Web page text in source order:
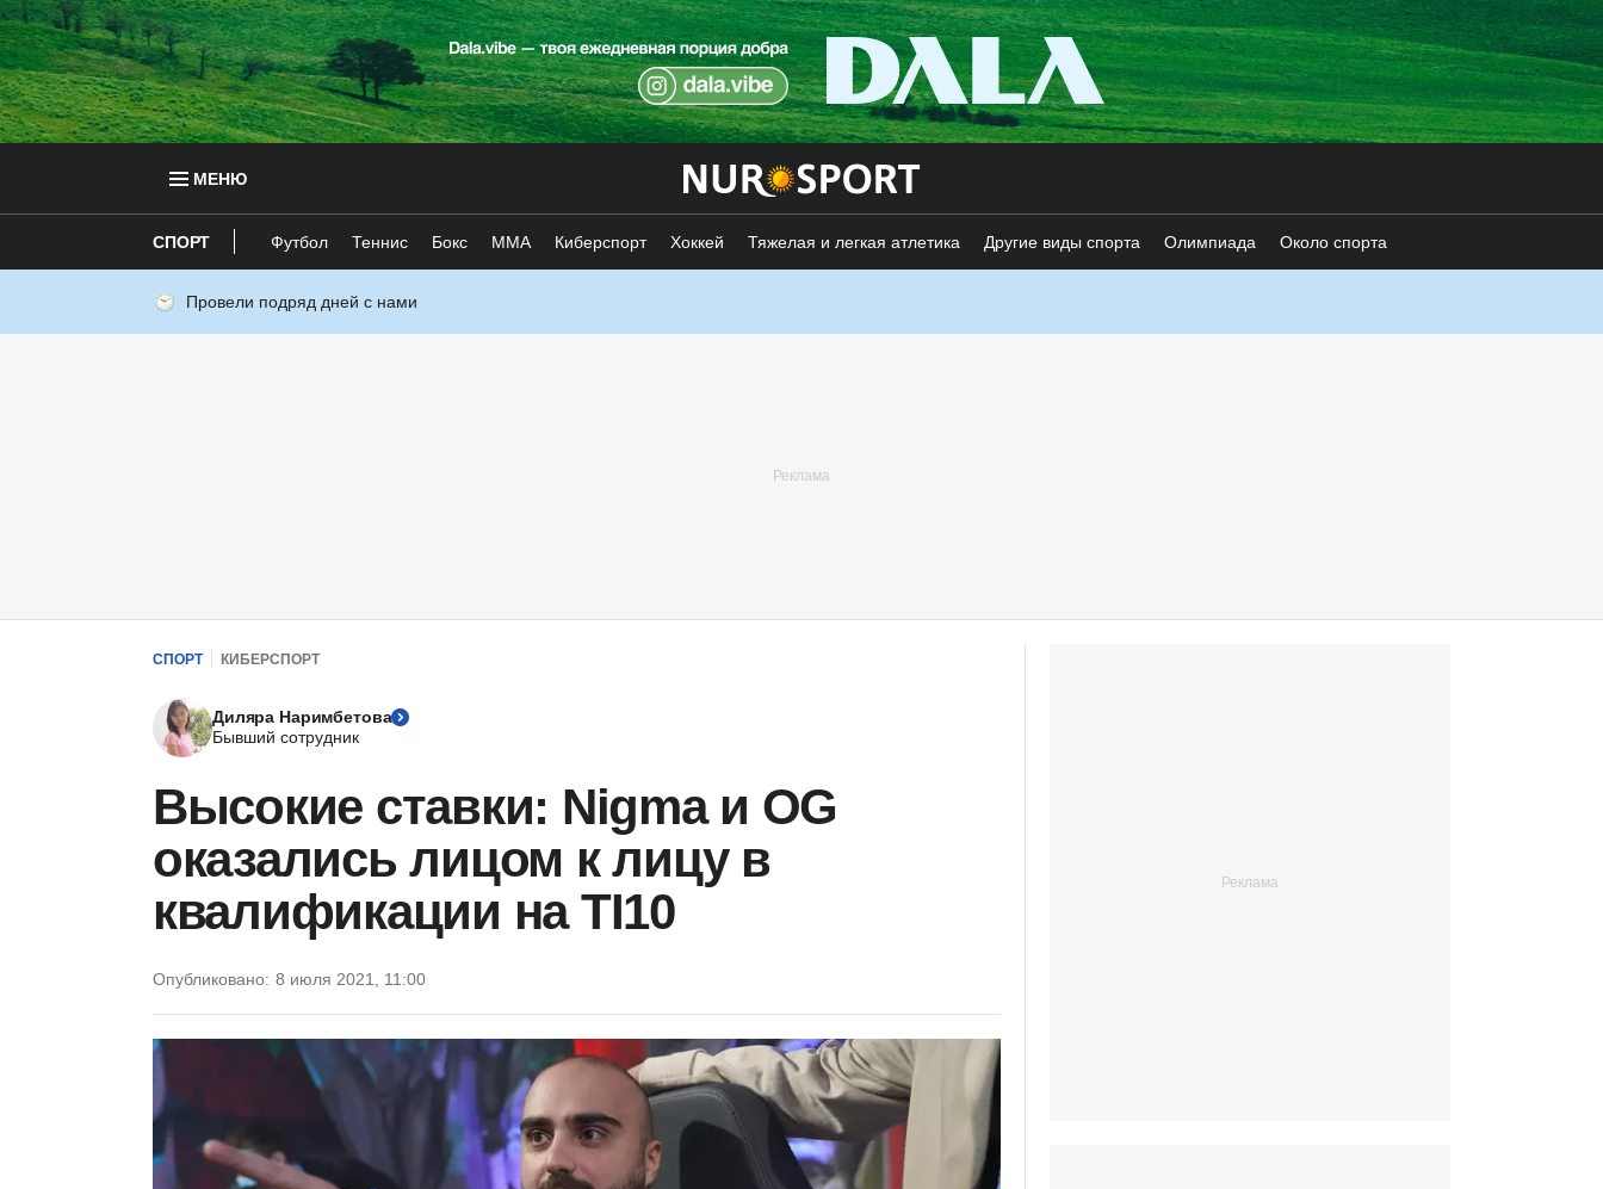
МЕНЮ
СПОРТ Футбол Теннис Бокс ММА Киберспорт Хоккей Тяжелая и легкая атлетика Другие виды спорта Олимпиада Около спорта
Провели подряд дней с нами
СПОРТ КИБЕРСПОРТ
Диляра Наримбетова
Бывший сотрудник
Высокие ставки: Nigma и OG
оказались лицом к лицу в
квалификации на TI10
Опубликовано: 8 июля 2021, 11:00